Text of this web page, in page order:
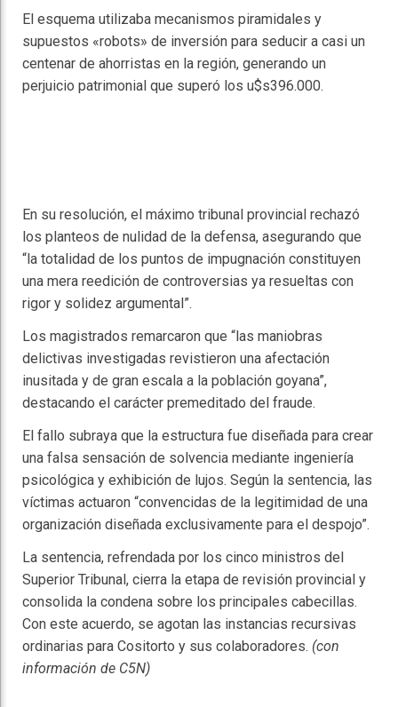
El esquema utilizaba mecanismos piramidales y
supuestos «robots» de inversión para seducir a casi un
centenar de ahorristas en la región, generando un
perjuicio patrimonial que superó los u$s396.000.
En su resolución, el máximo tribunal provincial rechazó
los planteos de nulidad de la defensa, asegurando que
“la totalidad de los puntos de impugnación constituyen
una mera reedición de controversias ya resueltas con
rigor y solidez argumental”.
Los magistrados remarcaron que “las maniobras
delictivas investigadas revistieron una afectación
inusitada y de gran escala a la población goyana”,
destacando el carácter premeditado del fraude.
El fallo subraya que la estructura fue diseñada para crear
una falsa sensación de solvencia mediante ingeniería
psicológica y exhibición de lujos. Según la sentencia, las
víctimas actuaron “convencidas de la legitimidad de una
organización diseñada exclusivamente para el despojo”.
La sentencia, refrendada por los cinco ministros del
Superior Tribunal, cierra la etapa de revisión provincial y
consolida la condena sobre los principales cabecillas.
Con este acuerdo, se agotan las instancias recursivas
ordinarias para Cositorto y sus colaboradores. (con
información de C5N)